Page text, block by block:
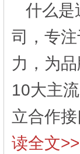
什么是
司，专
力，为
10大主
立合作
读全文>>